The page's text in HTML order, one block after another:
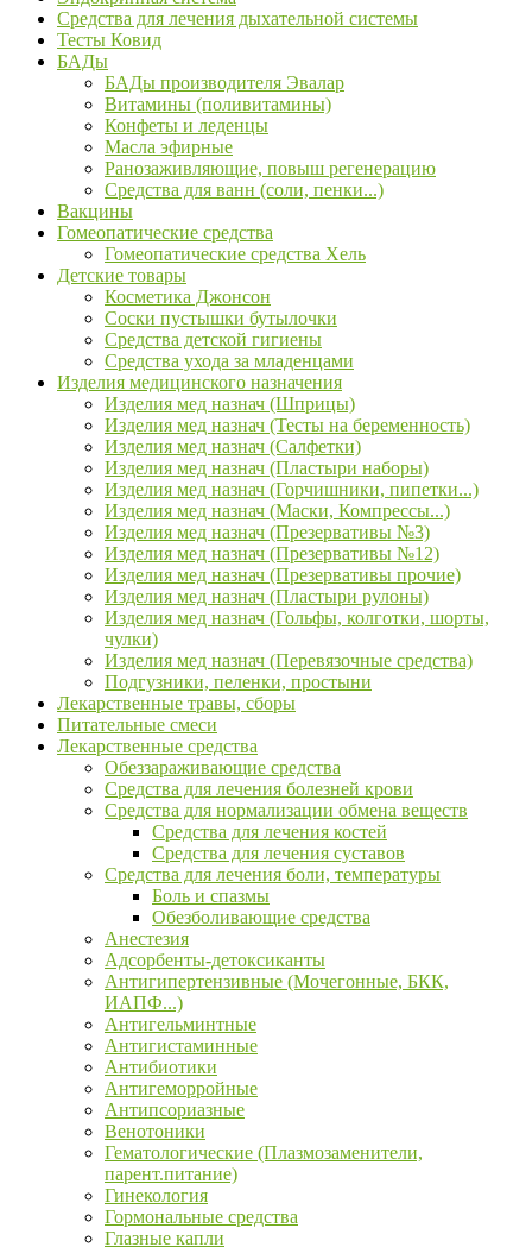
Средства для лечения дыхательной системы
Тесты Ковид
БАДы
БАДы производителя Эвалар
Витамины (поливитамины)
Конфеты и леденцы
Масла эфирные
Ранозаживляющие, повыш регенерацию
Средства для ванн (соли, пенки...)
Вакцины
Гомеопатические средства
Гомеопатические средства Хель
Детские товары
Косметика Джонсон
Соски пустышки бутылочки
Средства детской гигиены
Средства ухода за младенцами
Изделия медицинского назначения
Изделия мед назнач (Шприцы)
Изделия мед назнач (Тесты на беременность)
Изделия мед назнач (Салфетки)
Изделия мед назнач (Пластыри наборы)
Изделия мед назнач (Горчишники, пипетки...)
Изделия мед назнач (Маски, Компрессы...)
Изделия мед назнач (Презервативы №3)
Изделия мед назнач (Презервативы №12)
Изделия мед назнач (Презервативы прочие)
Изделия мед назнач (Пластыри рулоны)
Изделия мед назнач (Гольфы, колготки, шорты,
чулки)
Изделия мед назнач (Перевязочные средства)
Подгузники, пеленки, простыни
Лекарственные травы, сборы
Питательные смеси
Лекарственные средства
Обеззараживающие средства
Средства для лечения болезней крови
Средства для нормализации обмена веществ
Средства для лечения костей
Средства для лечения суставов
Средства для лечения боли, температуры
Боль и спазмы
Обезболивающие средства
Анестезия
Адсорбенты-детоксиканты
Антигипертензивные (Мочегонные, БКК,
ИАПФ...)
Антигельминтные
Антигистаминные
Антибиотики
Антигеморройные
Антипсориазные
Венотоники
Гематологические (Плазмозаменители,
парент.питание)
Гинекология
Гормональные средства
Глазные капли